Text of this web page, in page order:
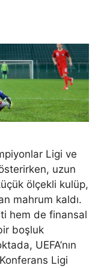
Ligi ve
uzun
ölçekli kulüp,
mahrum kaldı.
hem de finansal
boşluk
UEFA’nın
Ligi